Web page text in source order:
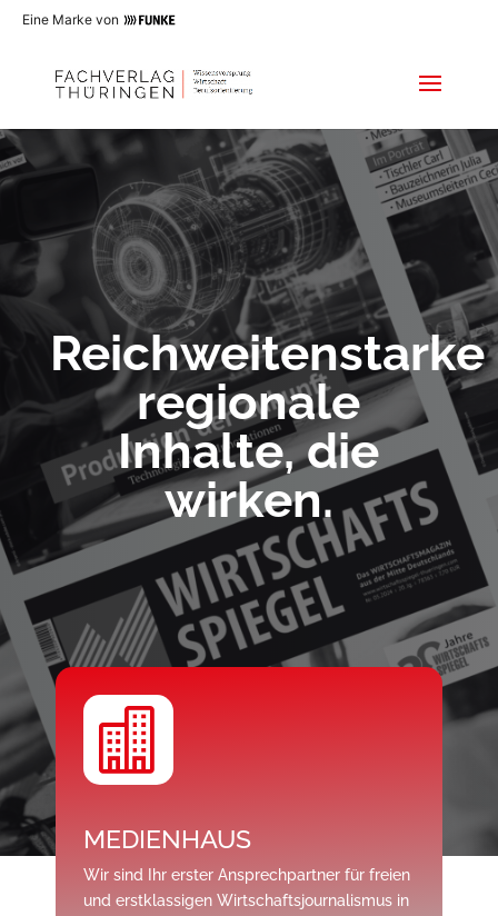
Eine Marke von
Reichweitenstarke
regionale
Inhalte, die
wirken.

MEDIENHAUS
Wir sind Ihr erster Ansprechpartner für freien
und erstklassigen Wirtschaftsjournalismus in